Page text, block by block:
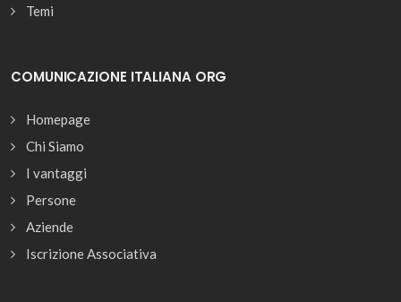
Temi
COMUNICAZIONE ITALIANA ORG
Homepage
Chi Siamo
I vantaggi
Persone
Aziende
Iscrizione Associativa